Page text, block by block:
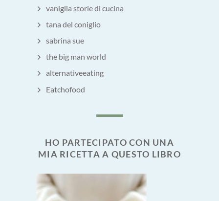
vaniglia storie di cucina
tana del coniglio
sabrina sue
the big man world
alternativeeating
Eatchofood
HO PARTECIPATO CON UNA
MIA RICETTA A QUESTO LIBRO